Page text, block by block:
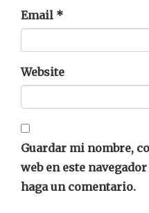
Email *
Website
Guardar mi nombre,
web en este
haga un comentario.